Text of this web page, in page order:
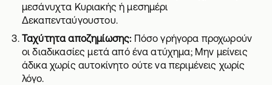
μεσάνυχτα Κυριακής ή μεσημέρι
Δεκαπενταύγουστου.
Ταχύτητα αποζημίωσης: Πόσο γρήγορα προχωρούν
οι διαδικασίες μετά από ένα ατύχημα; Μην μείνεις
άδικα χωρίς αυτοκίνητο ούτε να περιμένεις χωρίς
λόγο.